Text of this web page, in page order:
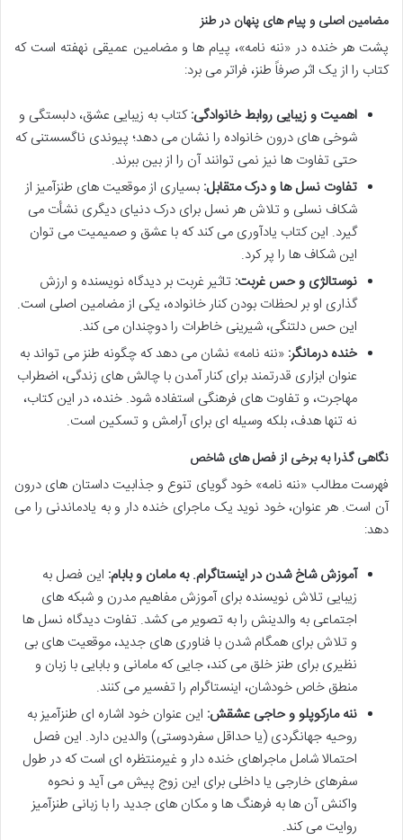
مضامین اصلی و پیام های پنهان در طنز
پشت هر خنده در «ننه نامه»، پیام ها و مضامین عمیقی نهفته است که
کتاب را از یک اثر صرفاً طنز، فراتر می برد:
اهمیت و زیبایی روابط خانوادگی:کتاب به زیبایی عشق، دلبستگی و
شوخی های درون خانواده را نشان می دهد؛ پیوندی ناگسستنی که
حتی تفاوت ها نیز نمی توانند آن را از بین ببرند.
تفاوت نسل ها و درک متقابل: بسیاری از موقعیت های طنزآمیز از
شکاف نسلی و تلاش هر نسل برای درک دنیای دیگری نشأت می
گیرد. این کتاب یادآوری می کند که با عشق و صمیمیت می توان
این شکاف ها را پر کرد.
نوستالژی و حس غربت: تاثیر غربت بر دیدگاه نویسنده و ارزش
گذاری او بر لحظات بودن کنار خانواده، یکی از مضامین اصلی است.
این حس دلتنگی، شیرینی خاطرات را دوچندان می کند.
خنده درمانگر: «ننه نامه» نشان می دهد که چگونه طنز می تواند به
عنوان ابزاری قدرتمند برای کنار آمدن با چالش های زندگی، اضطراب
مهاجرت، و تفاوت های فرهنگی استفاده شود. خنده، در این کتاب،
نه تنها هدف، بلکه وسیله ای برای آرامش و تسکین است.
نگاهی گذرا به برخی از فصل های شاخص
فهرست مطالب «ننه نامه» خود گویای تنوع و جذابیت داستان های درون
آن است. هر عنوان، خود نوید یک ماجرای خنده دار و به یادماندنی را می
دهد:
آموزش شاخ شدن در اینستاگرام. به مامان و بابام: این فصل به
زیبایی تلاش نویسنده برای آموزش مفاهیم مدرن و شبکه های
اجتماعی به والدینش را به تصویر می کشد. تفاوت دیدگاه نسل ها
و تلاش برای همگام شدن با فناوری های جدید، موقعیت های بی
نظیری برای طنز خلق می کند، جایی که مامانی و بابایی با زبان و
منطق خاص خودشان، اینستاگرام را تفسیر می کنند.
ننه مارکوپلو و حاجی عشقش: این عنوان خود اشاره ای طنزآمیز به
روحیه جهانگردی (یا حداقل سفردوستی) والدین دارد. این فصل
احتمالا شامل ماجراهای خنده دار و غیرمنتظره ای است که در طول
سفرهای خارجی یا داخلی برای این زوج پیش می آید و نحوه
واکنش آن ها به فرهنگ ها و مکان های جدید را با زبانی طنزآمیز
روایت می کند.